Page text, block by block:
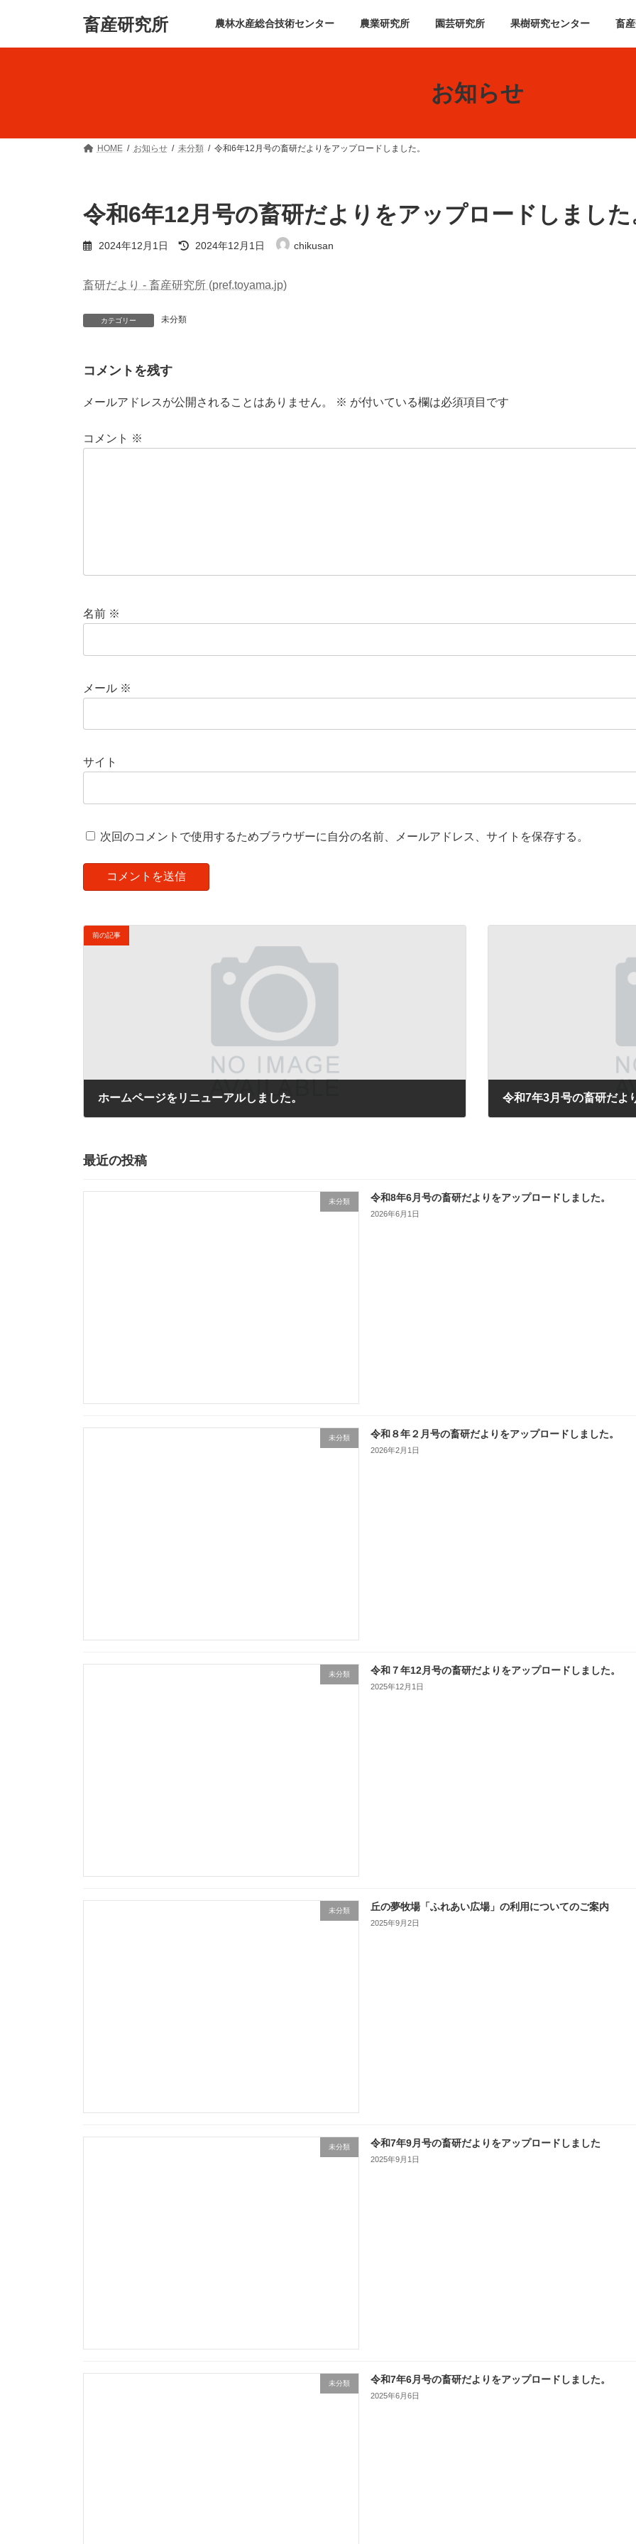
ン
プ
ー
動
畜産研究所 農林水産総合技術センター 農業研究所 園芸研究所 果樹研究センター 畜
お知らせ
HOME お知らせ 未分類 令和6年12月号の畜研だよりをアップロードしました。
令和6年12月号の畜研だよりをアップロードしました
2024年12月1日
最
終
新
日
2024年12月1日 chikusan
畜研だより - 畜産研究所 (pref.toyama.jp)
カテゴリー 未分類
コメントを残す
メールアドレスが公開されることはありません。 ※ が付いている欄は必須項目です
コメント ※
名前 ※
メール ※
サイト
次回のコメントで使用するためブラウザーに自分の名前、メールアドレス、サイトを保存する。
前の記事
ホームページをリニューアルしました。 令和7年3月号の畜研だよ
最近の投稿
未分類 令和8年6月号の畜研だよりをアップロードしました。
2026年6月1日
未分類 令和８年２月号の畜研だよりをアップロードしました。
2026年2月1日
未分類 令和７年12月号の畜研だよりをアップロードしました。
2025年12月1日
未分類 丘の夢牧場「ふれあい広場」の利用についてのご案内
2025年9月2日
未分類 令和7年9月号の畜研だよりをアップロードしました
2025年9月1日
未分類 令和7年6月号の畜研だよりをアップロードしました。
2025年6月6日